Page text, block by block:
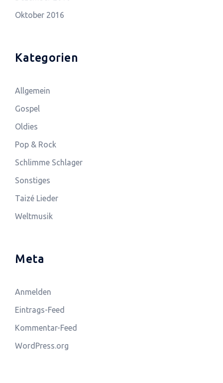
Oktober 2016
Kategorien
Allgemein
Gospel
Oldies
Pop & Rock
Schlimme Schlager
Sonstiges
Taizé Lieder
Weltmusik
Meta
Anmelden
Eintrags-Feed
Kommentar-Feed
WordPress.org